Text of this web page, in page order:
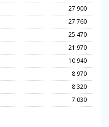
27.900
27.760
25.470
21.970
10.940
8.970
8.320
7.030